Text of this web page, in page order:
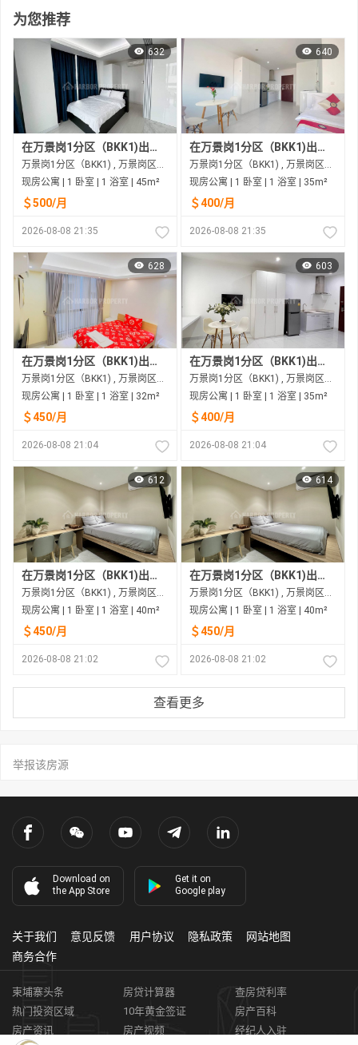
为您推荐
632
在万景岗1分区（BKK1)出租的现房公寓
万景岗1分区（BKK1) , 万景岗区（BKK) , 金边市
现房公寓 | 1 卧室 | 1 浴室 | 45m²
＄500/月
2026-08-08 21:35
640
在万景岗1分区（BKK1)出租的现房公寓
万景岗1分区（BKK1) , 万景岗区（BKK) , 金边市
现房公寓 | 1 卧室 | 1 浴室 | 35m²
＄400/月
2026-08-08 21:35
628
在万景岗1分区（BKK1)出租的现房公寓
万景岗1分区（BKK1) , 万景岗区（BKK) , 金边市
现房公寓 | 1 卧室 | 1 浴室 | 32m²
＄450/月
2026-08-08 21:04
603
在万景岗1分区（BKK1)出租的现房公寓
万景岗1分区（BKK1) , 万景岗区（BKK) , 金边市
现房公寓 | 1 卧室 | 1 浴室 | 35m²
＄400/月
2026-08-08 21:04
612
在万景岗1分区（BKK1)出租的现房公寓
万景岗1分区（BKK1) , 万景岗区（BKK) , 金边市
现房公寓 | 1 卧室 | 1 浴室 | 40m²
＄450/月
2026-08-08 21:02
614
在万景岗1分区（BKK1)出租的现房公寓
万景岗1分区（BKK1) , 万景岗区（BKK) , 金边市
现房公寓 | 1 卧室 | 1 浴室 | 40m²
＄450/月
2026-08-08 21:02
查看更多
举报该房源
Download on
the App Store
Get it on
Google play
关于我们 意见反馈 用户协议 隐私政策
网站地图
商务合作
柬埔寨头条 房贷计算器
查房贷利率
热门投资区域
10年黄金签证
房产百科
房产资讯
房产视频
经纪人入驻